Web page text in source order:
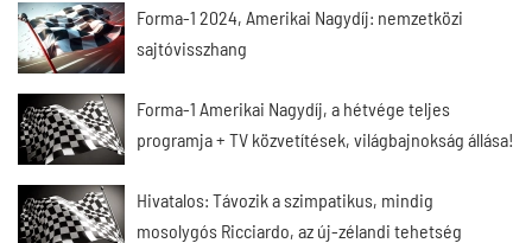
Forma-1 2024, Amerikai Nagydíj: nemzetközi
sajtóvisszhang
Forma-1 Amerikai Nagydíj, a hétvége teljes
programja + TV közvetítések, világbajnokság állása!
Hivatalos: Távozik a szimpatikus, mindig
mosolygós Ricciardo, az új-zélandi tehetség